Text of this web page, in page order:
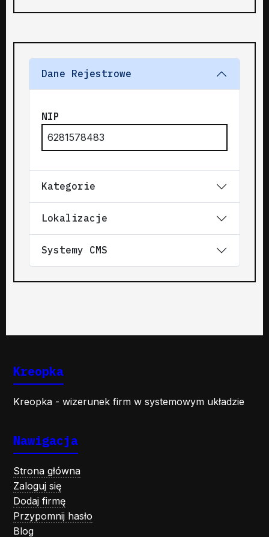
Dane Rejestrowe
NIP
6281578483
Kategorie
Lokalizacje
Systemy CMS
Kreopka
Kreopka - wizerunek firm w systemowym układzie
Nawigacja
Strona główna
Zaloguj się
Dodaj firmę
Przypomnij hasło
Blog